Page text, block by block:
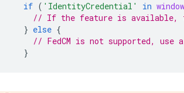
if ( 'IdentityCredential' in window
// If the feature is available,
} else {
// FedCM is not supported,
}